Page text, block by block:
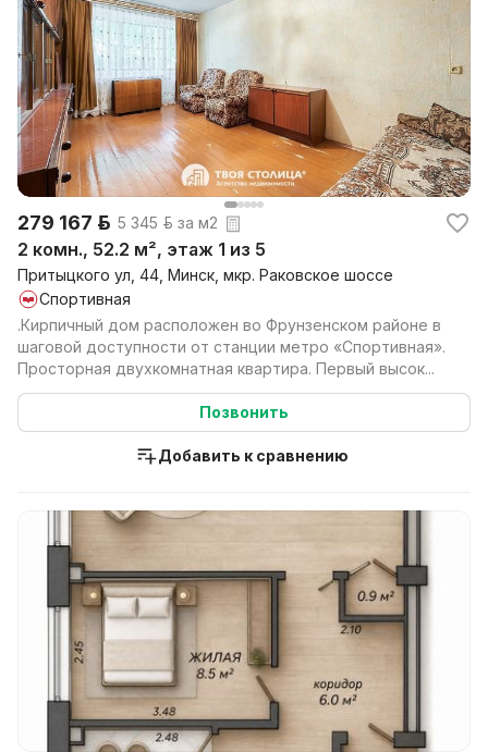
279 167 р. 5 345 р. за м2
2 комн., 52.2 м², этаж 1 из 5
Притыцкого ул, 44, Минск, мкр. Раковское шоссе
Спортивная
.Кирпичный дом расположен во Фрунзенском районе в
шаговой доступности от станции метро «Спортивная».
Просторная двухкомнатная квартира. Первый высок...
Позвонить
Добавить к сравнению